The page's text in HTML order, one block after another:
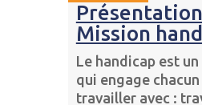
Mission
Le handicap est
qui engage chacun
travailler avec :